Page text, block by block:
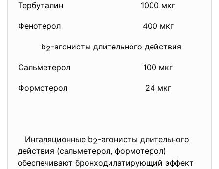
Тербуталин 1000 мкг
Фенотерол 400 мкг
b2-агонисты длительного действия
Сальметерол 100 мкг
Формотерол 24 мкг
Ингаляционные b2-агонисты длительного
действия (сальметерол, формотерол)
обеспечивают бронходилатирующий эффект